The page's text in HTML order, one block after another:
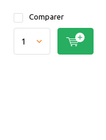
Comparer